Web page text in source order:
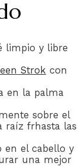
limpio y libre
Strok con
en la palma
sobre el
raíz frhasta las
en el cabello y
una mejor